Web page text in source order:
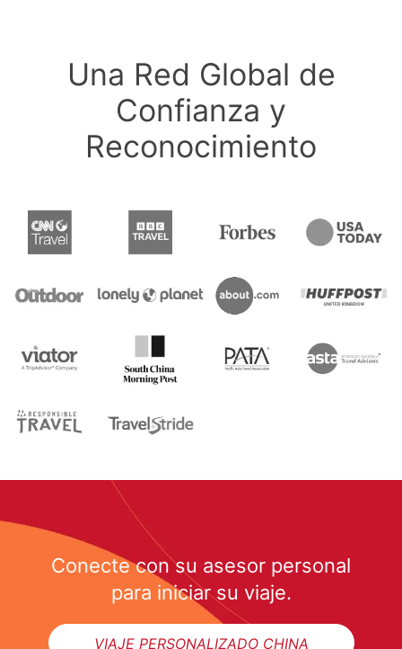
Una Red Global de
Confianza y
Reconocimiento
Conecte con su asesor personal
para iniciar su viaje.
VIAJE PERSONALIZADO CHINA